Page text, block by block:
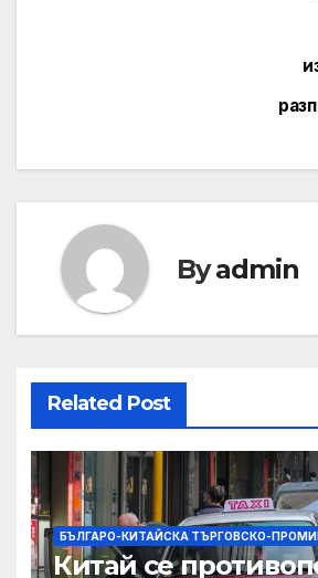
Byadmin
Related Post
БЪЛГАРО-КИТАЙСКА ТЪРГОВСКО-
Китай се